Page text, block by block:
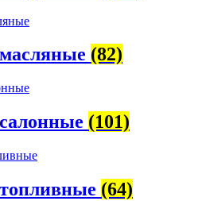
(82)
(101)
(64)